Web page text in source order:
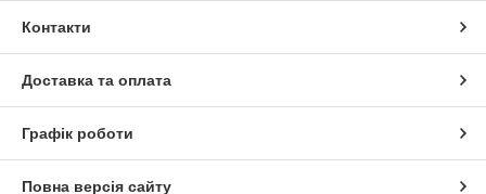
Контакти
Доставка та оплата
Графік роботи
Повна версія сайту